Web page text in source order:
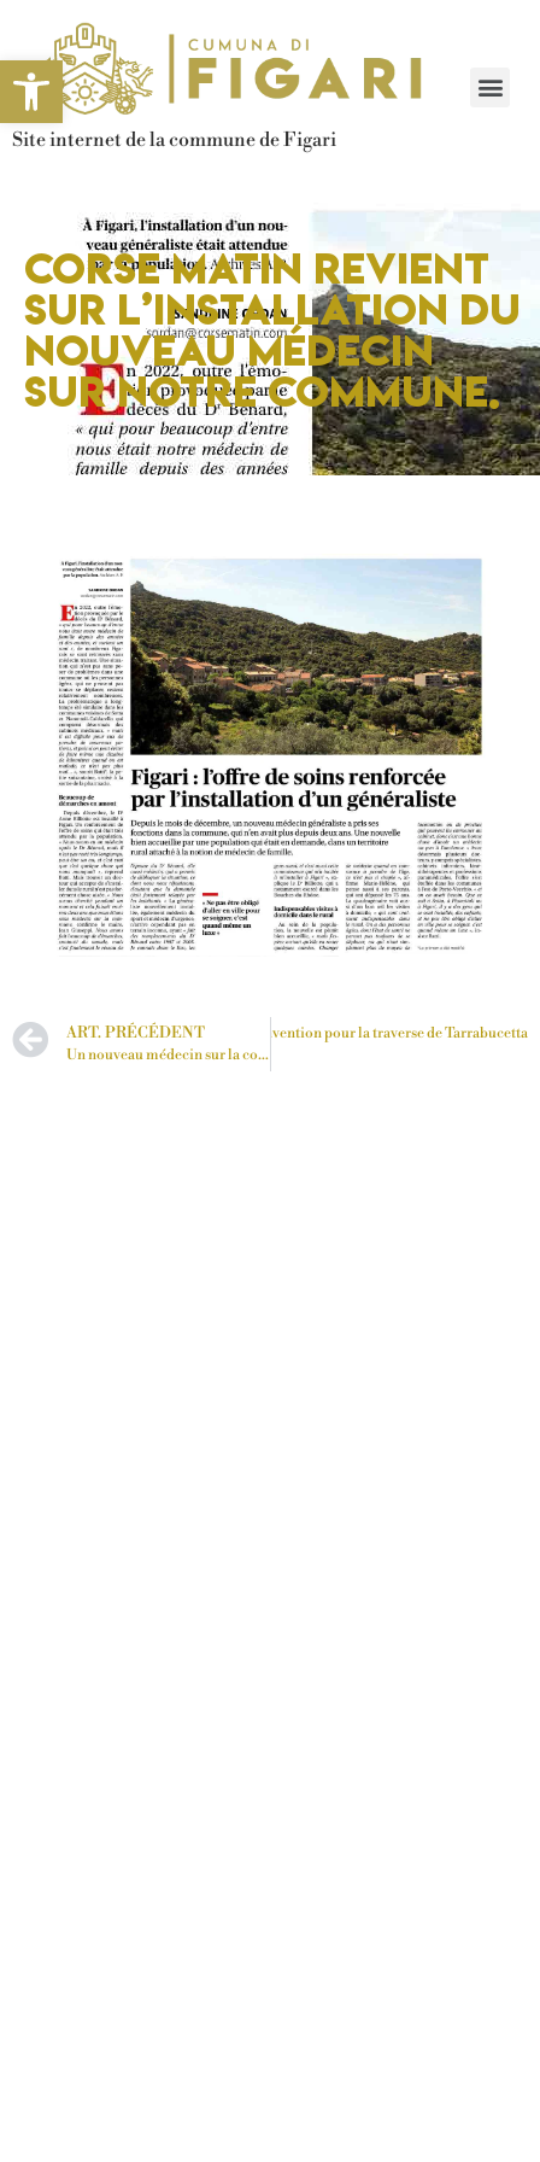
Site internet de la commune de Figari
Corse Matin revient
sur l’installation du
nouveau médecin
sur notre commune.
ART. PRÉCÉDENT
Un nouveau médecin sur la commune
Art. suivantSignature de la convention pour la traverse de Tarrabucetta
Ouvrir la barre d’outils